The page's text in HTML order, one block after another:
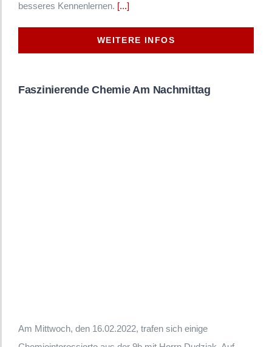
besseres Kennenlernen. [...]
WEITERE INFOS
Faszinierende Chemie Am Nachmittag
Am Mittwoch, den 16.02.2022, trafen sich einige